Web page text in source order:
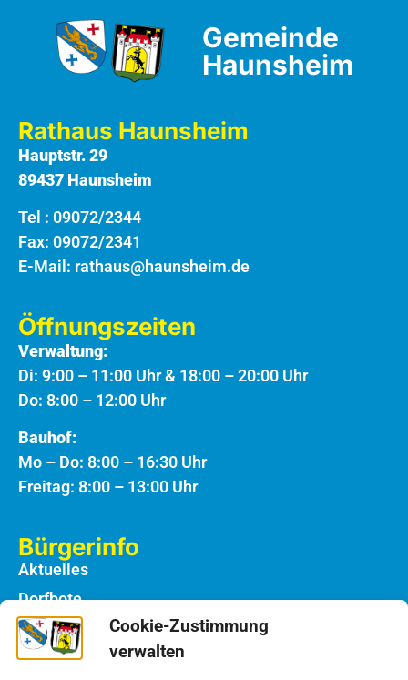
Cookie-Zustimmung
verwalten
Gemeinde
Haunsheim
Rathaus Haunsheim
Hauptstr. 29
89437 Haunsheim
Tel : 09072/2344
Fax: 09072/2341
E-Mail: rathaus@haunsheim.de
Öffnungszeiten
Verwaltung:
Di: 9:00 – 11:00 Uhr & 18:00 – 20:00 Uhr
Do: 8:00 – 12:00 Uhr
Bauhof:
Mo – Do: 8:00 – 16:30 Uhr
Freitag: 8:00 – 13:00 Uhr
Bürgerinfo
Aktuelles
Dorfbote
Rathaus
Notdienste